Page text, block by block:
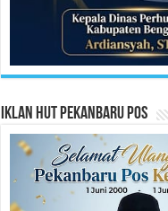
Iklan HUT Pekanbaru Pos